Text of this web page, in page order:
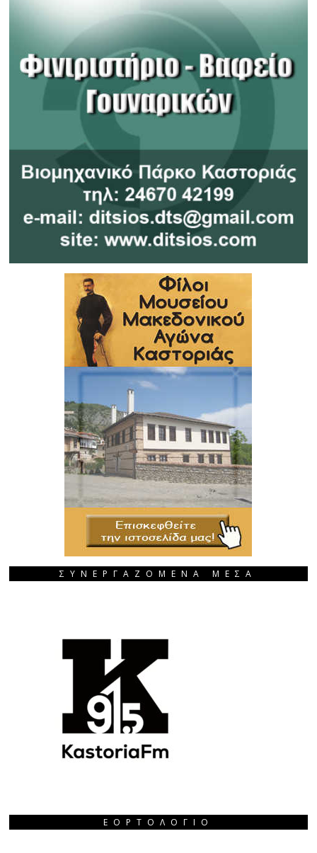
ΣΥΝΕΡΓΑΖΟΜΕΝΑ ΜΕΣΑ
ΕΟΡΤΟΛΌΓΙΟ